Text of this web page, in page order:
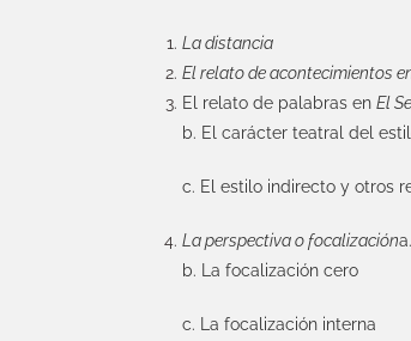
La distancia
El relato de acontecimientos
El relato de palabras en El
b. El carácter teatral del
c. El estilo indirecto y otros
La perspectiva o focalización
b. La focalización cero
c. La focalización interna